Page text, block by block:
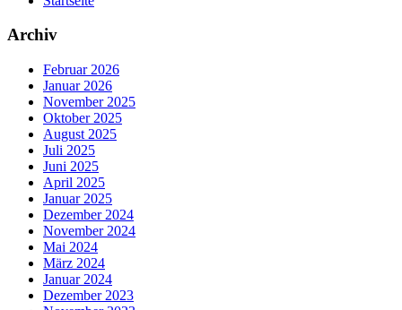
Archiv
Februar 2026
Januar 2026
November 2025
Oktober 2025
August 2025
Juli 2025
Juni 2025
April 2025
Januar 2025
Dezember 2024
November 2024
Mai 2024
März 2024
Januar 2024
Dezember 2023